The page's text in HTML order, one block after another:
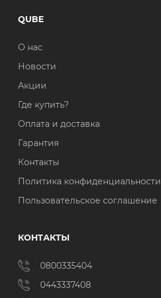
QUBE
О нас
Новости
Акции
Где купить?
Оплата и доставка
Гарантия
Контакты
Политика конфиденциальности
Пользовательское соглашение
КОНТАКТЫ
0800335404
0443337408